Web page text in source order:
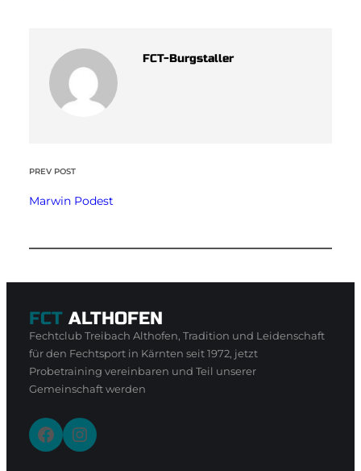
FCT-Burgstaller
PREV POST
Marwin Podest
FCT ALTHOFEN
Fechtclub Treibach Althofen, Tradition und Leidenschaft
für den Fechtsport in Kärnten seit 1972, jetzt
Probetraining vereinbaren und Teil unserer
Gemeinschaft werden
Facebook Instagram